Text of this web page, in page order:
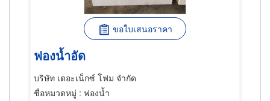
ขอใบเสนอราคา
ฟองน้ำอัด
บริษัท เดอะเน็กซ์ โฟม จำกัด
ชื่อหมวดหมู่ : ฟองน้ำ